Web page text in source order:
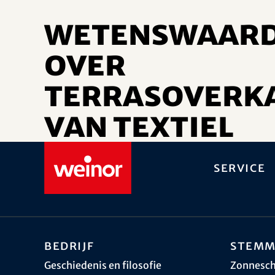
over
van textiel
Service
Bedrijf
Geschiedenis en filosofie